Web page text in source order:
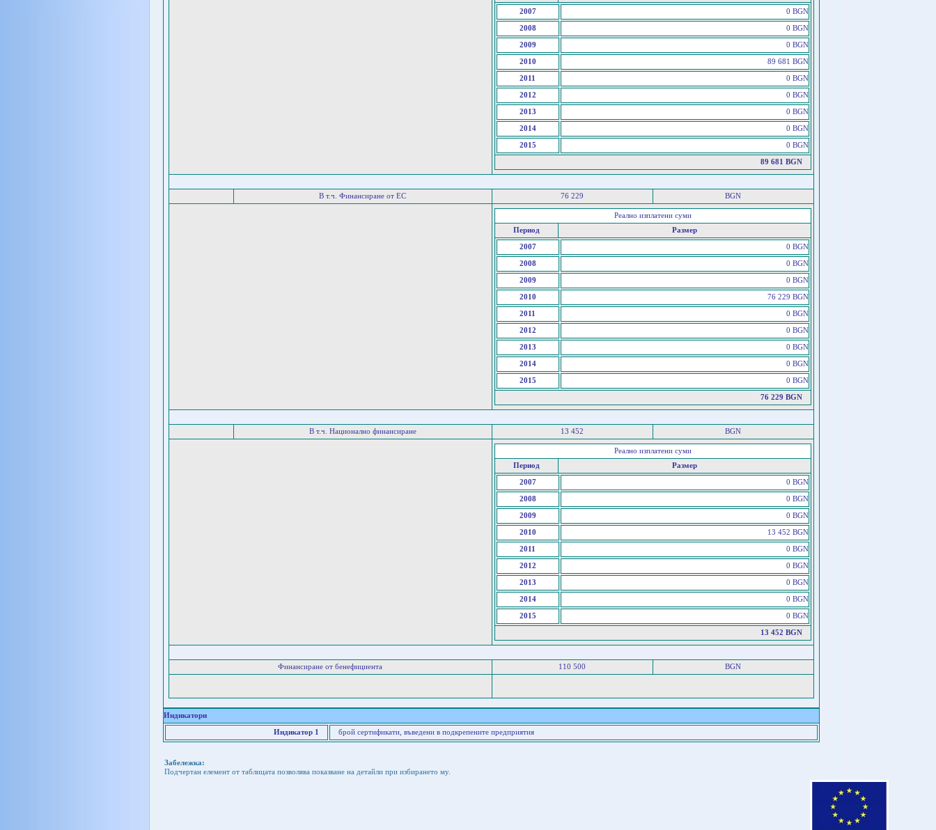
2007 0 BGN
2008 0 BGN
2009 0 BGN
2010 89 681 BGN
2011 0 BGN
2012 0 BGN
2013 0 BGN
2014 0 BGN
2015 0 BGN
89 681 BGN
В т.ч. Финансиране от ЕС 76 229 BGN
Реално изплатени суми
Период
Размер
2007 0 BGN
2008 0 BGN
2009 0 BGN
2010 76 229 BGN
2011 0 BGN
2012 0 BGN
2013 0 BGN
2014 0 BGN
2015 0 BGN
76 229 BGN
В т.ч. Национално финансиране 13 452 BGN
Реално изплатени суми
Период
Размер
2007 0 BGN
2008 0 BGN
2009 0 BGN
2010 13 452 BGN
2011 0 BGN
2012 0 BGN
2013 0 BGN
2014 0 BGN
2015 0 BGN
13 452 BGN
Финансиране от бенефициента 110 500 BGN
Индикатори
Индикатор 1 брой сертификати, въведени в подкрепените предприятия
Забележка:
Подчертан елемент от таблицата позволява показване на детайли при избирането му.